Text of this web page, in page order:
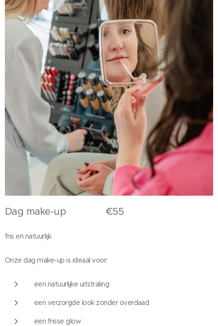
Dag make-up €55
fris en natuurlijk
Onze dag make-up is ideaal voor:
een natuurlijke uitstraling
een verzorgde look zonder overdaad
een frisse glow